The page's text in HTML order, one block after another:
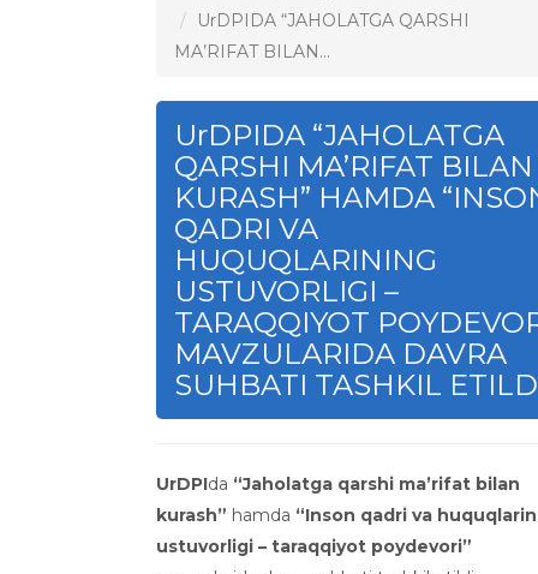
UrDPIDA “JAHOLATGA QARSHI
MA’RIFAT BILAN...
UrDPIDA “JAHOLATGA
QARSHI MA’RIFAT BILAN
KURASH” HAMDA
QADRI VA
HUQUQLARINING
USTUVORLIGI –
TARAQQIYOT
MAVZULARIDA DAVRA
SUHBATI TASHKIL
UrDPIda “Jaholatga qarshi ma’rifat bilan
kurash” hamda “Inson qadri va
ustuvorligi – taraqqiyot poydevori”